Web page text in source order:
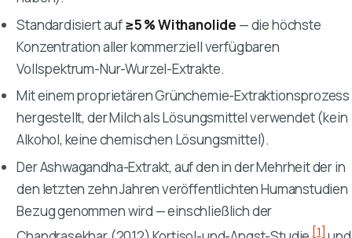
Standardisiert auf≥5 % Withanolide — die höchste
Konzentration aller kommerziell verfügbaren
Vollspektrum-Nur-Wurzel-Extrakte.
Mit einem proprietären Grünchemie-Extraktionsprozess
hergestellt, der Milch als Lösungsmittel verwendet (kein
Alkohol, keine chemischen Lösungsmittel).
Der Ashwagandha-Extrakt, auf den in der Mehrheit der in
den letzten zehn Jahren veröffentlichten Humanstudien
Bezug genommen wird — einschließlich der
[1]